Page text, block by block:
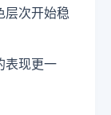
层次开始稳
表现更一